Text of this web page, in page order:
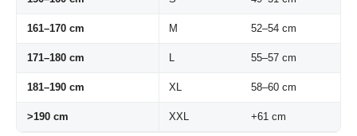
161–170 cm M 52–54 cm
171–180 cm L 55–57 cm
181–190 cm XL 58–60 cm
>190 cm XXL +61 cm